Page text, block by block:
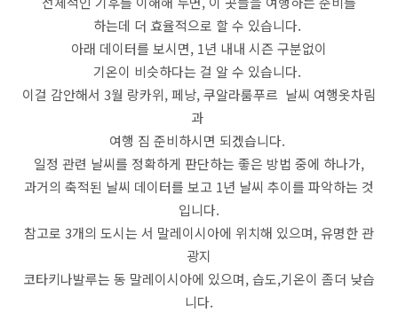
하는데 더 효율적으로 할 수 있습니다.
아래 데이터를 보시면, 1년 내내 시즌 구분없이
기온이 비슷하다는 걸 알 수 있습니다.
이걸 감안해서 3월 랑카위, 페낭, 쿠알라룸푸르 날씨 여행옷차림
과
여행 짐 준비하시면 되겠습니다.
일정 관련 날씨를 정확하게 판단하는 좋은 방법 중에 하나가,
과거의 축적된 날씨 데이터를 보고 1년 날씨 추이를 파악하는 것
입니다.
참고로 3개의 도시는 서 말레이시아에 위치해 있으며, 유명한 관
광지
코타키나발루는 동 말레이시아에 있으며, 습도,기온이 좀더 낮습
니다.